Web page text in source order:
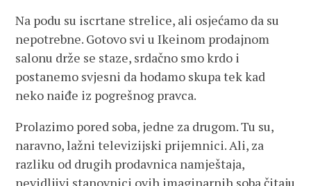
Na podu su iscrtane strelice, ali osjećamo da su
nepotrebne. Gotovo svi u Ikeinom prodajnom
salonu drže se staze, srdačno smo krdo i
postanemo svjesni da hodamo skupa tek kad
neko naiđe iz pogrešnog pravca.
Prolazimo pored soba, jedne za drugom. Tu su,
naravno, lažni televizijski prijemnici. Ali, za
razliku od drugih prodavnica namještaja,
nevidljivi stanovnici ovih imaginarnih soba čitaju